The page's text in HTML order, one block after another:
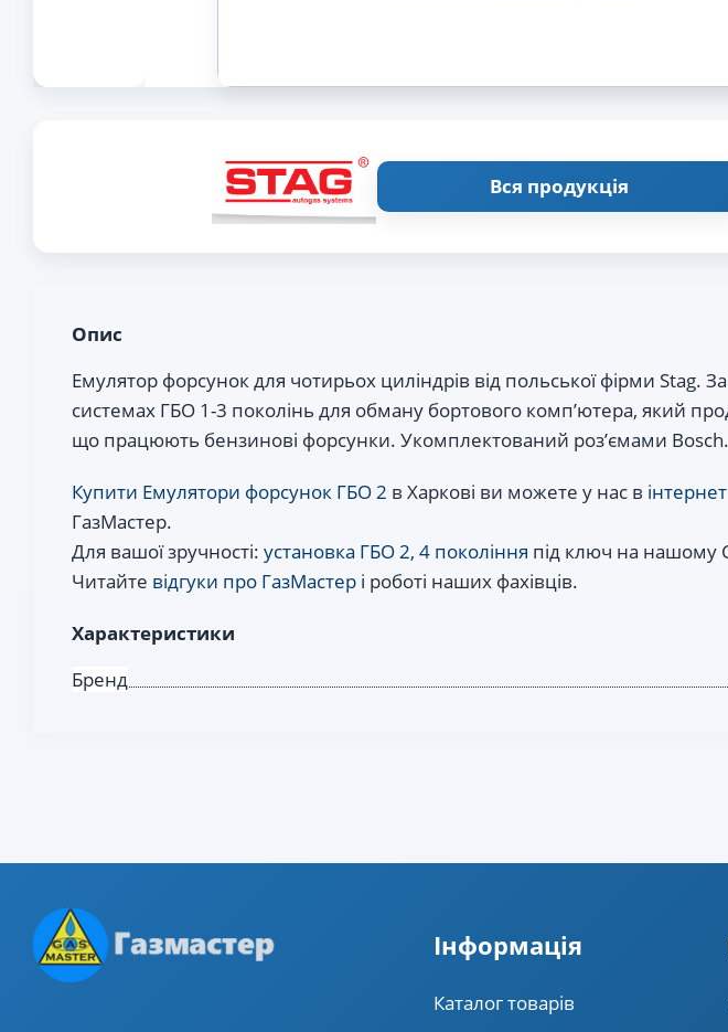
Вся продукція
Опис
Емулятор форсунок для чотирьох циліндрів від польської фірми Stag.
системах ГБО 1-3 поколінь для обману бортового комп’ютера, який
що працюють бензинові форсунки. Укомплектований роз’ємами Bosch.
Купити Емулятори форсунок ГБО 2 в Харкові ви можете у нас в
ГазМастер.
Для вашої зручності: установка ГБО 2, 4 покоління під ключ на нашому
Читайте відгуки про ГазМастер і роботі наших фахівців.
Характеристики
Бренд
Iнформацiя
Каталог товарів